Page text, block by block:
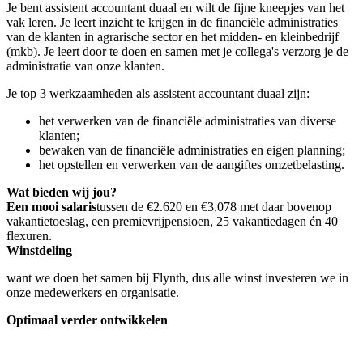
Je bent assistent accountant duaal en wilt de fijne kneepjes van het
vak leren. Je leert inzicht te krijgen in de financiële administraties
van de klanten in agrarische sector en het midden- en kleinbedrijf
(mkb). Je leert door te doen en samen met je collega's verzorg je de
administratie van onze klanten.
Je top 3 werkzaamheden als assistent accountant duaal zijn:
het verwerken van de financiële administraties van diverse
klanten;
bewaken van de financiële administraties en eigen planning;
het opstellen en verwerken van de aangiftes omzetbelasting.
Wat bieden wij jou?
Een mooi salaristussen de €2.620 en €3.078 met daar bovenop
vakantietoeslag, een premievrijpensioen, 25 vakantiedagen én 40
flexuren.
Winstdeling
want we doen het samen bij Flynth, dus alle winst investeren we in
onze medewerkers en organisatie.
Optimaal verder ontwikkelen